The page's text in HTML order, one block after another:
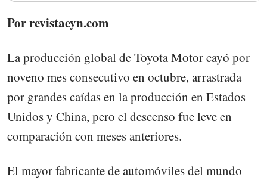
Por revistaeyn.com
La producción global de Toyota Motor cayó por
noveno mes consecutivo en octubre, arrastrada
por grandes caídas en la producción en Estados
Unidos y China, pero el descenso fue leve en
comparación con meses anteriores.
El mayor fabricante de automóviles del mundo